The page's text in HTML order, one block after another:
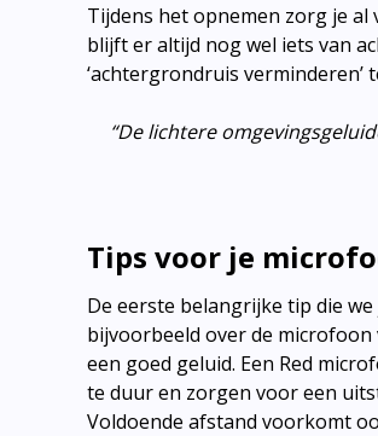
Tijdens het opnemen zorg je
blijft er altijd nog wel iets van
‘achtergrondruis verminderen’
“De lichtere
Tips voor je
De eerste belangrijke tip die
bijvoorbeeld over de
een goed geluid. Een Red
te duur en zorgen voor een
Voldoende afstand voorkomt